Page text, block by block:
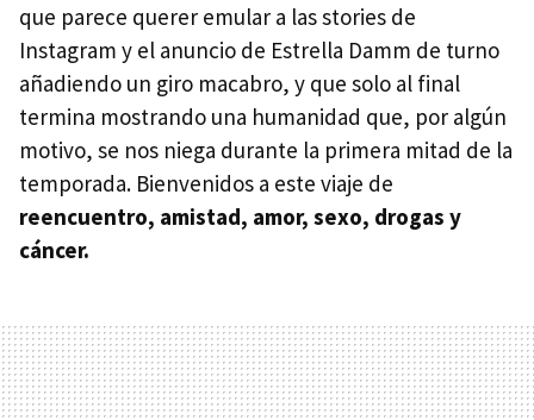
que parece querer emular a las stories de
Instagram y el anuncio de Estrella Damm de turno
añadiendo un giro macabro, y que solo al final
termina mostrando una humanidad que, por algún
motivo, se nos niega durante la primera mitad de la
temporada. Bienvenidos a este viaje de
reencuentro, amistad, amor, sexo, drogas y
cáncer.